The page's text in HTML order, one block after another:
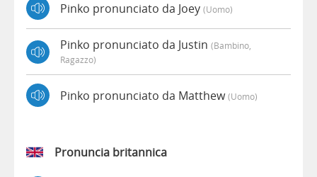
Pinko pronunciato da Joey (uomo)
Pinko pronunciato da Justin (bambino,
Ragazzo)
Pinko pronunciato da Matthew(uomo)
Pronuncia britannica